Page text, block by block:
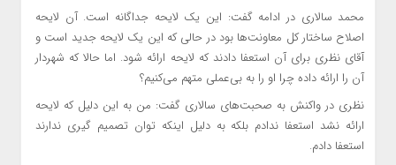
محمد سالاری در ادامه گفت: این یک لایحه جداگانه است. آن لایحه
اصلاح ساختار کل معاونت‌ها بود در حالی که این یک لایحه جدید است و
آقای نظری برای آن استعفا دادند که لایحه ارائه شود. اما حالا که شهردار
آن را ارائه داده چرا او را به بی‌عملی متهم می‌کنیم؟
نظری در واکنش به صحبت‌های سالاری گفت: من به این دلیل که لایحه
ارائه نشد استعفا ندادم بلکه به دلیل اینکه توان تصمیم گیری ندارند
استعفا دادم.